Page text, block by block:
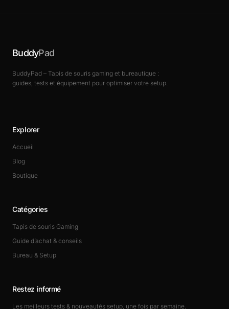
BuddyPad
BuddyPad – Tapis de souris gaming et bureautique :
guides, tests et équipement pour optimiser votre setup.
Explorer
Accueil
Blog
Boutique
Catégories
Tapis de souris Gaming
Guide d’achat & conseils
Bureau & Setup
Restez informé
Les meilleurs tests & nouveautés setup, une fois par semaine.